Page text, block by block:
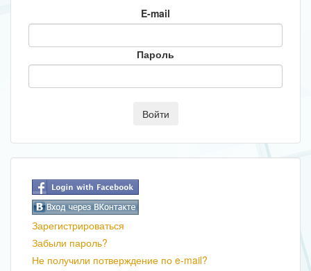
E-mail
Пароль
Зарегистрироваться
Забыли пароль?
Не получили потверждение по e-mail?